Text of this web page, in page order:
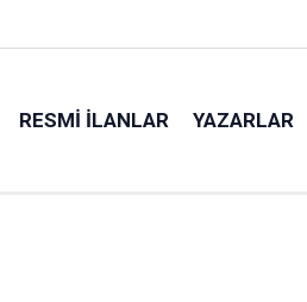
RESMI İLANLAR YAZARLAR